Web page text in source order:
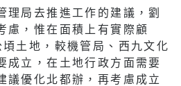
理局去推進工作的建議，劉
慮，惟在面積上有實際顧
土地，較機管局、西九文化
成立，在土地行政方面需要
議優化北都辦，再考慮成立